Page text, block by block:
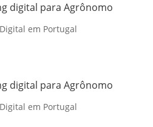
digital para Agrônomo
em Portugal
digital para Agrônomo
em Portugal